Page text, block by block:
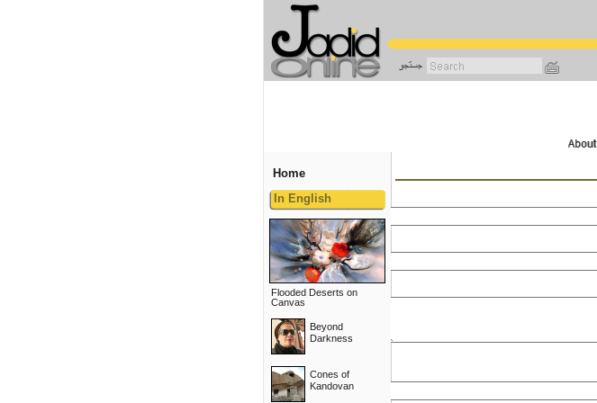
Home
In English
Flooded Deserts on
Canvas
Beyond
Darkness
Cones of
Kandovan